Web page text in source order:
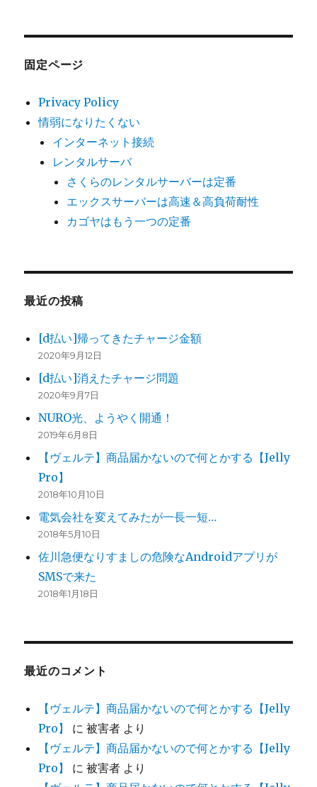
固定ページ
Privacy Policy
情弱になりたくない
インターネット接続
レンタルサーバ
さくらのレンタルサーバーは定番
エックスサーバーは高速＆高負荷耐性
カゴヤはもう一つの定番
最近の投稿
[d払い]帰ってきたチャージ金額
2020年9月12日
[d払い]消えたチャージ問題
2020年9月7日
NURO光、ようやく開通！
2019年6月8日
【ヴェルテ】商品届かないので何とかする【Jelly
Pro】
2018年10月10日
電気会社を変えてみたが一長一短…
2018年5月10日
佐川急便なりすましの危険なAndroidアプリが
SMSで来た
2018年1月18日
最近のコメント
【ヴェルテ】商品届かないので何とかする【Jelly
Pro】
に被害者 より
【ヴェルテ】商品届かないので何とかする【Jelly
Pro】
に被害者 より